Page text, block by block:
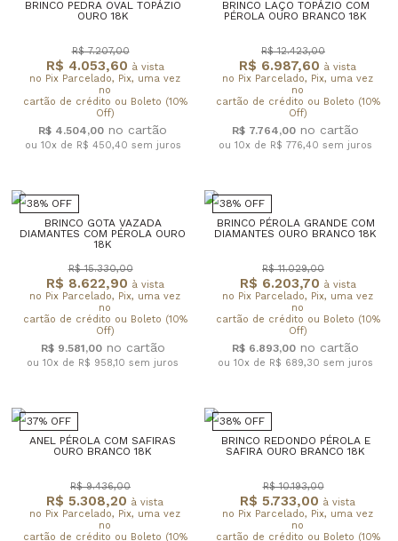
BRINCO PEDRA OVAL TOPÁZIO
OURO 18K
R$ 4.053,60 à vista
no Pix Parcelado, Pix, uma vez
no
cartão de crédito ou Boleto (10%
Off)
R$ 7.207,00
R$ 4.504,00
ou 10x de R$ 450,40 sem juros
BRINCO LAÇO TOPÁZIO COM
PÉROLA OURO BRANCO 18K
R$ 6.987,60 à vista
no Pix Parcelado, Pix, uma vez
no
cartão de crédito ou Boleto (10%
Off)
R$ 12.423,00
R$ 7.764,00
ou 10x de R$ 776,40 sem juros
38% OFF
BRINCO GOTA VAZADA
DIAMANTES COM PÉROLA OURO
18K
R$ 8.622,90 à vista
no Pix Parcelado, Pix, uma vez
no
cartão de crédito ou Boleto (10%
Off)
R$ 15.330,00
R$ 9.581,00
ou 10x de R$ 958,10 sem juros
38% OFF
BRINCO PÉROLA GRANDE COM
DIAMANTES OURO BRANCO 18K
R$ 6.203,70 à vista
no Pix Parcelado, Pix, uma vez
no
cartão de crédito ou Boleto (10%
Off)
R$ 11.029,00
R$ 6.893,00
ou 10x de R$ 689,30 sem juros
37% OFF
ANEL PÉROLA COM SAFIRAS
OURO BRANCO 18K
R$ 5.308,20 à vista
no Pix Parcelado, Pix, uma vez
no
cartão de crédito ou Boleto (10%
R$ 9.436,00
38% OFF
BRINCO REDONDO PÉROLA E
SAFIRA OURO BRANCO 18K
R$ 5.733,00 à vista
no Pix Parcelado, Pix, uma vez
no
cartão de crédito ou Boleto (10%
R$ 10.193,00